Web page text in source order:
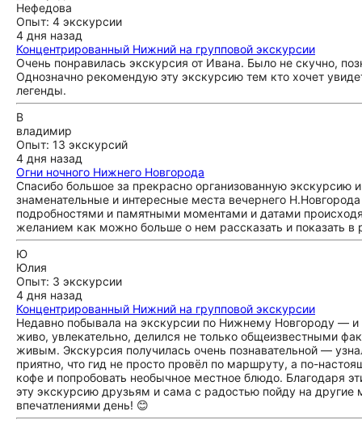
Нефедова
Опыт: 4 экскурсии
4 дня назад
Концентрированный Нижний на групповой экскурсии
Очень понравилась экскурсия от Ивана. Было не скучно,
Однозначно рекомендую эту экскурсию тем кто хочет
легенды.
В
владимир
Опыт: 13 экскурсий
4 дня назад
Огни ночного Нижнего Новгорода
Спасибо большое за прекрасно организованную
знаменательные и интересные места вечернего
подробностями и памятными моментами и датами
желанием как можно больше о нем рассказать и показать в
Ю
Юлия
Опыт: 3 экскурсии
4 дня назад
Концентрированный Нижний на групповой экскурсии
Недавно побывала на экскурсии по Нижнему Новгороду — и
живо, увлекательно, делился не только общеизвестными
живым. Экскурсия получилась очень познавательной —
приятно, что гид не просто провёл по маршруту, а по-
кофе и попробовать необычное местное блюдо. Благодаря
эту экскурсию друзьям и сама с радостью пойду на
впечатлениями день! 😊